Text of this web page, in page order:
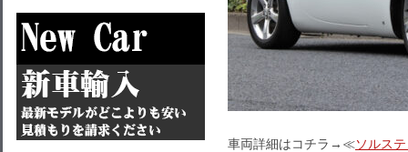
車両詳細はコチラ→≪ソルス